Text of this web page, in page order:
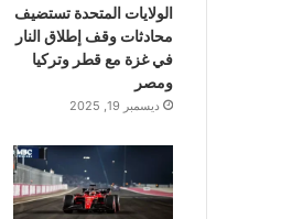
الولايات المتحدة تستضيف
محادثات وقف إطلاق النار
في غزة مع قطر وتركيا
ومصر
ديسمبر 19, 2025